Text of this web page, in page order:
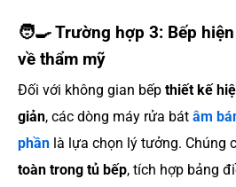
🧑‍🍳Trường hợp 3: Bếp
về thẩm mỹ
Đối với không gian bếp thiết kế
giản, các dòng máy rửa bát âm
phần là lựa chọn lý tưởng. Chúng
toàn trong tủ bếp, tích hợp bảng